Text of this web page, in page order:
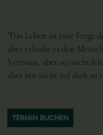
"Das Leben ist eine Frage
aber erlaube es den
Vertraue, aber sei nicht
aber hör nicht auf dich zu
TERMIN BUCHEN